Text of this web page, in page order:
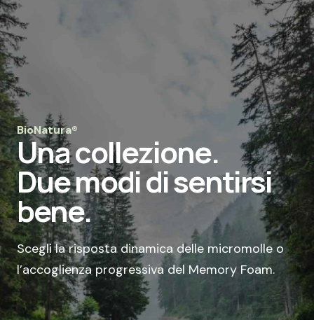
BioNatura®
Una collezione.
Due modi di sentirsi
bene.
Scegli la risposta dinamica delle micromolle o
l’accoglienza progressiva del Memory Foam.